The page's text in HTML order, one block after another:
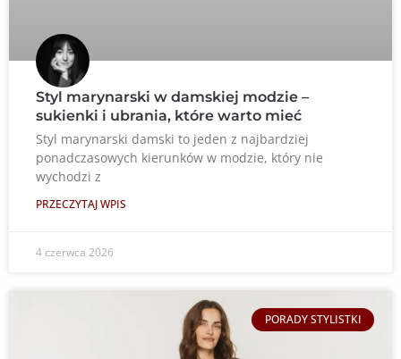
Styl marynarski w damskiej modzie –
sukienki i ubrania, które warto mieć
Styl marynarski damski to jeden z najbardziej
ponadczasowych kierunków w modzie, który nie
wychodzi z
PRZECZYTAJ WPIS
4 czerwca 2026
PORADY STYLISTKI